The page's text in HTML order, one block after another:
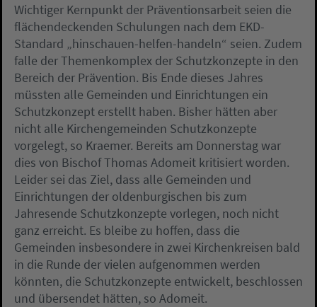
Wichtiger Kernpunkt der Präventionsarbeit seien die
flächendeckenden Schulungen nach dem EKD-
Standard „hinschauen-helfen-handeln“ seien. Zudem
falle der Themenkomplex der Schutzkonzepte in den
Bereich der Prävention. Bis Ende dieses Jahres
müssten alle Gemeinden und Einrichtungen ein
Schutzkonzept erstellt haben. Bisher hätten aber
nicht alle Kirchengemeinden Schutzkonzepte
vorgelegt, so Kraemer. Bereits am Donnerstag war
dies von Bischof Thomas Adomeit kritisiert worden.
Leider sei das Ziel, dass alle Gemeinden und
Einrichtungen der oldenburgischen bis zum
Jahresende Schutzkonzepte vorlegen, noch nicht
ganz erreicht. Es bleibe zu hoffen, dass die
Gemeinden insbesondere in zwei Kirchenkreisen bald
in die Runde der vielen aufgenommen werden
könnten, die Schutzkonzepte entwickelt, beschlossen
und übersendet hätten, so Adomeit.